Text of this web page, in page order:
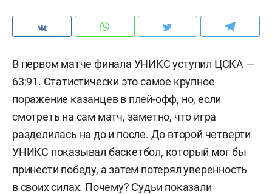
В первом матче финала УНИКС уступил ЦСКА —
63:91. Статистически это самое крупное
поражение казанцев в плей-офф, но, если
смотреть на сам матч, заметно, что игра
разделилась на до и после. До второй четверти
УНИКС показывал баскетбол, который мог бы
принести победу, а затем потерял уверенность
в своих силах. Почему? Судьи показали